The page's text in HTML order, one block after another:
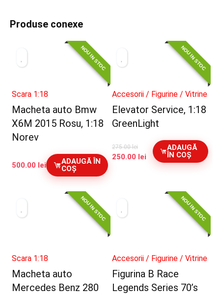
Produse conexe
NOU IN STOC
Scara 1:18
Macheta auto Bmw
X6M 2015 Rosu, 1:18
Norev
500.00 lei
ADAUGĂ ÎN
COȘ
NOU IN STOC
Accesorii / Figurine / Vitrine
Elevator Service, 1:18
GreenLight
275.00lei
Prețul
250.00 lei Prețul
ADAUGĂ
ÎN COȘ
NOU IN STOC
Scara 1:18
Macheta auto
Mercedes Benz 280
NOU IN STOC
Accesorii / Figurine / Vitrine
Figurina B Race
Legends Series 70’s